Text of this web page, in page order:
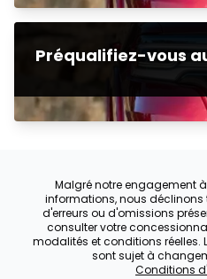
Préqualifiez-vous
Malgré notre engagement
informations, nous
d'erreurs ou d'omissions
consulter votre
modalités et conditions réelles.
sont sujet à
Conditions